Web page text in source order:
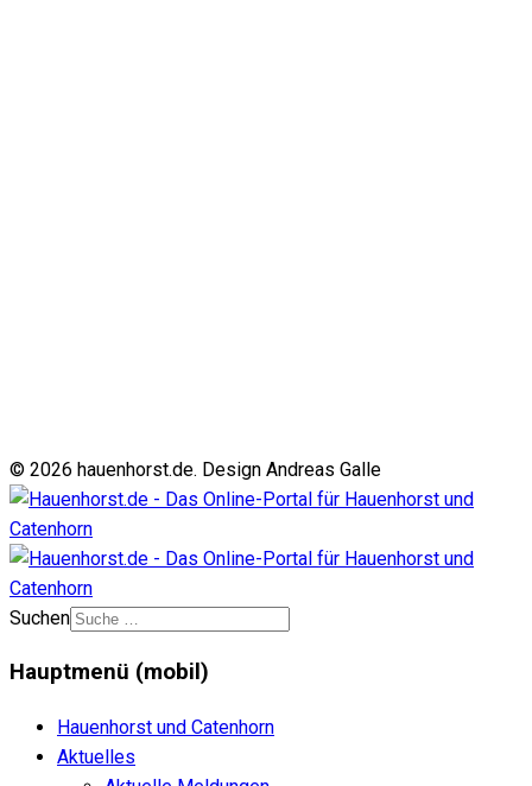
© 2026 hauenhorst.de. Design Andreas Galle
Suchen
Hauptmenü (mobil)
Hauenhorst und Catenhorn
Aktuelles